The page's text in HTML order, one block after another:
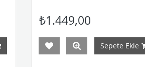
₺1.449,00
Sepete Ekle